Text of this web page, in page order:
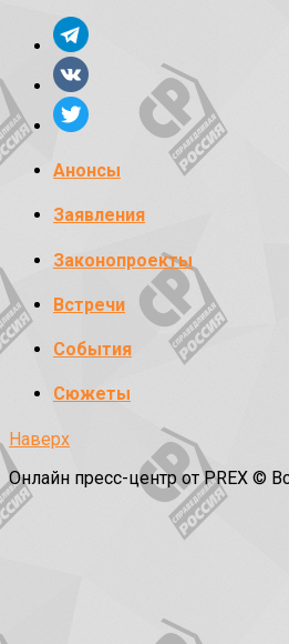
Анонсы
Заявления
Законопроекты
Встречи
События
Сюжеты
Наверх
Онлайн пресс-центр от PREX ©